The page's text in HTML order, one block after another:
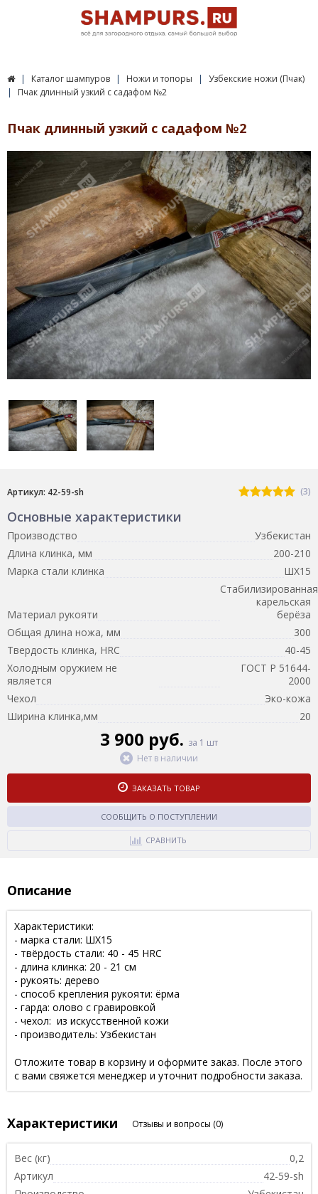
Каталог шампуров Ножи и топоры
Узбекские ножи (Пчак)
Пчак длинный узкий с садафом №2
Пчак длинный узкий с садафом №2
Артикул: 42-59-sh (3)
Основные характеристики
Производство
Узбекистан
Длина клинка, мм
200-210
Марка стали клинка
ШХ15
Материал рукояти
Стабилизированная
карельская
берёза
Общая длина ножа, мм
300
Твердость клинка, HRC
40-45
Холодным оружием не
является
ГОСТ Р 51644-
2000
Чехол
Эко-кожа
Ширина клинка,мм
20
3 900 руб. за 1 шт
Нет в наличии
ЗАКАЗАТЬ ТОВАР
СООБЩИТЬ О ПОСТУПЛЕНИИ
СРАВНИТЬ
Описание
Характеристики:
- марка стали: ШХ15
- твёрдость стали: 40 - 45 HRC
- длина клинка: 20 - 21 см
- рукоять: дерево
- способ крепления рукояти: ёрма
- гарда: олово с гравировкой
- чехол: из искусственной кожи
- производитель: Узбекистан
Отложите товар в корзину и оформите заказ. После этого
с вами свяжется менеджер и уточнит подробности заказа.
Характеристики Отзывы и вопросы (0)
Вес (кг)
0,2
Артикул
42-59-sh